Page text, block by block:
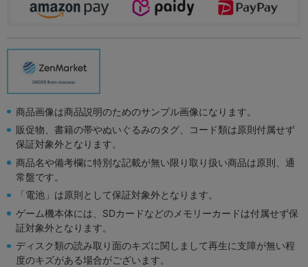
商品画像は商品説明のためのサンプル画像になります。
販促物、書籍の帯やぬいぐるみのタグ、コード類は原則付属せず
保証対象外となります。
商品名や備考欄に特別な記載が無い限り取り扱い商品は原則、通
常盤です。
「電池」は原則として保証対象外となります。
ゲーム機本体には、SDカードなどのメモリーカードは付属せず保
証対象外となります。
ディスク類の読み取り面のキズに関しまして再生に支障が無い程
度のキズがある場合がございます。